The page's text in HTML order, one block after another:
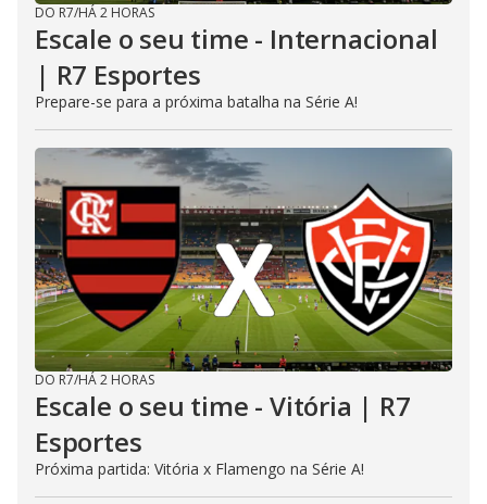
DO R7/HÁ 2 HORAS
Escale o seu time - Internacional
| R7 Esportes
Prepare-se para a próxima batalha na Série A!
DO R7/HÁ 2 HORAS
Escale o seu time - Vitória | R7
Esportes
Próxima partida: Vitória x Flamengo na Série A!